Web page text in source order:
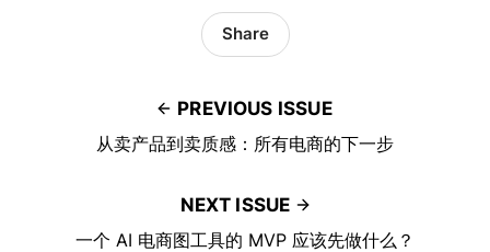
PREVIOUS ISSUE
从卖产品到卖质感：所有电商的下一步
Share
NEXT ISSUE
一个 AI 电商图工具的 MVP 应该先做什么？